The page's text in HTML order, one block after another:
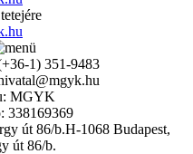
1) 351-9483
MGYK
338169369
H-1068 Budapest,
út 86/b.